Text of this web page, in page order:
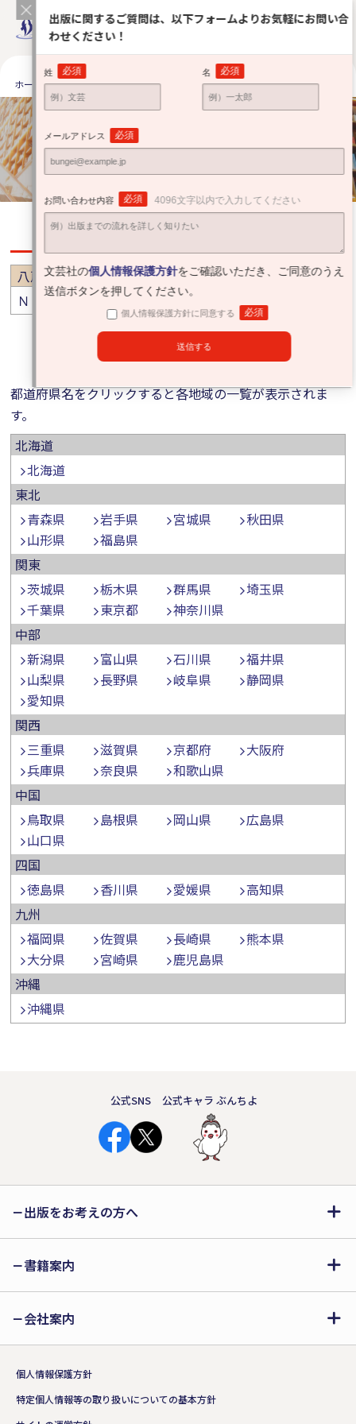
ホーム 出版をお考えの方へ 安心サポート 全国の提携有力書店
全国の提携有力書店
青森
八戸市
ＮＥＴ２１伊吉書院類家店
成田本店 みなと高台店
2026年7月1日現在 （順不同）
都道府県名をクリックすると各地域の一覧が表示されま
す。
北海道
北海道
東北
青森県
岩手県 宮城県
秋田県
山形県
福島県
関東
茨城県
栃木県 群馬県
埼玉県
千葉県
東京都
神奈川県
中部
新潟県
富山県 石川県
福井県
山梨県
長野県 岐阜県
静岡県
愛知県
関西
三重県
滋賀県 京都府
大阪府
兵庫県
奈良県
和歌山県
中国
鳥取県
島根県 岡山県
広島県
山口県
四国
徳島県
香川県 愛媛県
高知県
九州
福岡県
佐賀県 長崎県
熊本県
大分県
宮崎県
鹿児島県
沖縄
沖縄県
出版に関するご質問は、以下フォームよりお気軽にお問い合
わせください！
姓 必須 名 必須
メールアドレス 必須
お問い合わせ内容 必須 4096文字以内で入力してください
文芸社の個人情報保護方針をご確認いただき、ご同意のうえ
送信ボタンを押してください。
個人情報保護方針に同意する 必須
公式SNS 公式キャラ ぶんちよ
出版をお考えの方へ
書籍案内
会社案内
個人情報保護方針
特定個人情報等の取り扱いについての基本方針